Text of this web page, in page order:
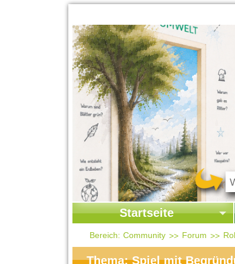
Startseite
Startseite
Kontakt
Bereich: Community Forum
Thema: Spiel mit